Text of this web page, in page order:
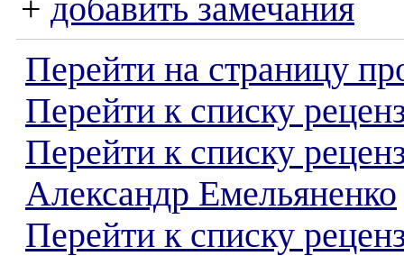
+ добавить замечания
Перейти на страницу
Перейти к списку
Перейти к списку
Александр Емельяненко
Перейти к списку